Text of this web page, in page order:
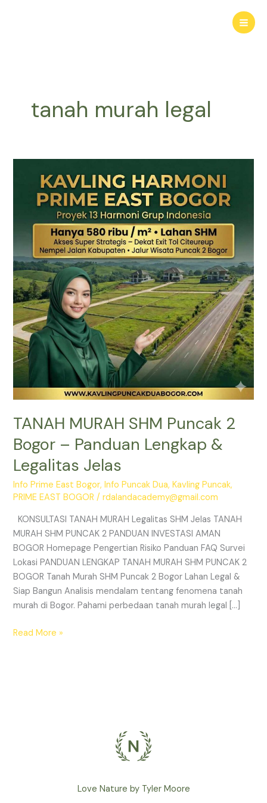
tanah murah legal
TANAH MURAH SHM Puncak 2
Bogor – Panduan Lengkap &
Legalitas Jelas
Info Prime East Bogor,Info Puncak Dua,Kavling Puncak,
PRIME EAST BOGOR /rdalandacademy@gmail.com
KONSULTASI TANAH MURAH Legalitas SHM Jelas TANAH
MURAH SHM PUNCAK 2 PANDUAN INVESTASI AMAN
BOGOR Homepage Pengertian Risiko Panduan FAQ Survei
Lokasi PANDUAN LENGKAP TANAH MURAH SHM PUNCAK 2
BOGOR Tanah Murah SHM Puncak 2 Bogor Lahan Legal &
Siap Bangun Analisis mendalam tentang fenomena tanah
murah di Bogor. Pahami perbedaan tanah murah legal […]
MURAH
Puncak
Panduan
Lengkap
&
Legalitas
Jelas
Read More »
Love Nature by Tyler Moore